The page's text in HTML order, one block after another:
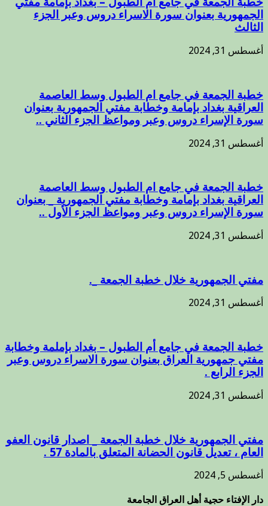
الجمهورية بعنوان سورة الاسراء دروس وعبر الجزء
الثالث
أغسطس 31, 2024
خطبة الجمعة في جامع ام الطبول وسط العاصمة
العراقية بغداد بإمامة وخطابة مفتي الجمهورية بعنوان
سورة الإسراء دروس وعبر ومواعظ الجزء الثاني ..
أغسطس 31, 2024
خطبة الجمعة في جامع ام الطبول وسط العاصمة
العراقية بغداد بإمامة وخطابة مفتي الجمهورية _ بعنوان
سورة الإسراء دروس وعبر ومواعظ الجزء الأول ..
أغسطس 31, 2024
مفتي الجمهورية خلال خطبة الجمعة _.
أغسطس 31, 2024
خطبة الجمعة في جامع أم الطبول – بغداد بإملمة وخطابة
مفتي جمهورية العراق بعنوان سورة الاسراء دروس وعبر
الجزء الرابع .
أغسطس 31, 2024
مفتي الجمهورية خلال خطبة الجمعة _ اصدار قانون العفو
العام ، تعديل قانون الحضانة المتعلق بالمادة 57 .
أغسطس 5, 2024
دار الإفتاء حجية أهل العراق الجامعة